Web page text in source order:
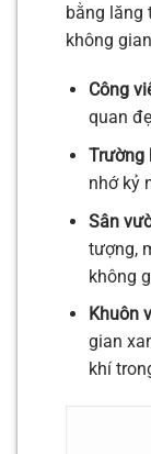
bằng lăng
không
Công
quan
Trường
nhớ kỷ
Sân
tượng,
không
Khuôn
gian
khí